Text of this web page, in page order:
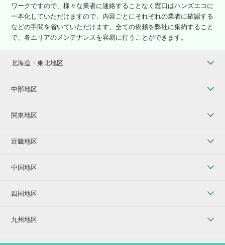
ワークですので、様々な業者に連絡することなく窓口はハンズエコに
一本化していただけますので、内容ごとにそれぞれの業者に確認する
などの手間を省いていただけます。全ての依頼を弊社に集約すること
で、各エリアのメンテナンスを容易に行うことができます。
北海道・東北地区
中部地区
関東地区
近畿地区
中国地区
四国地区
九州地区